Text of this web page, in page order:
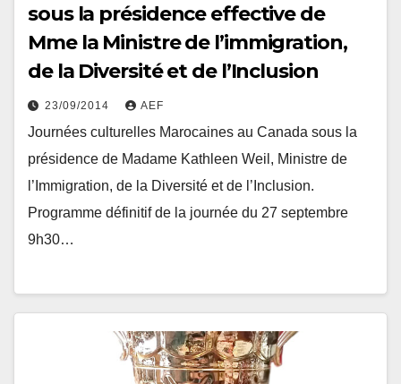
sous la présidence effective de
Mme la Ministre de l’immigration,
de la Diversité et de l’Inclusion
23/09/2014 AEF
Journées culturelles Marocaines au Canada sous la
présidence de Madame Kathleen Weil, Ministre de
l’Immigration, de la Diversité et de l’Inclusion.
Programme définitif de la journée du 27 septembre
9h30…